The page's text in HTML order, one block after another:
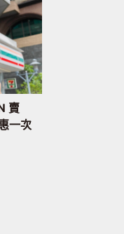
賣
一次